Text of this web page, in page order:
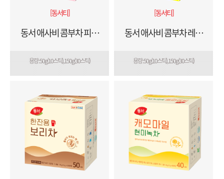
[동서티]
동서 애사비 콤부차 피치
용량 : 50g(10스틱), 150g(30스틱)
[동서티]
동서 애사비 콤부차 레몬
용량 : 50g(10스틱), 150g(30스틱)